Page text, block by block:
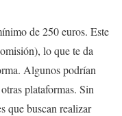
de 250 euros. Este
lo que te da
Algunos podrían
plataformas. Sin
que buscan realizar